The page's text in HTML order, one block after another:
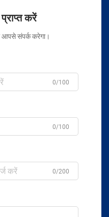
करें
आपसे संपर्क करेगा।
0/100
0/100
0/200